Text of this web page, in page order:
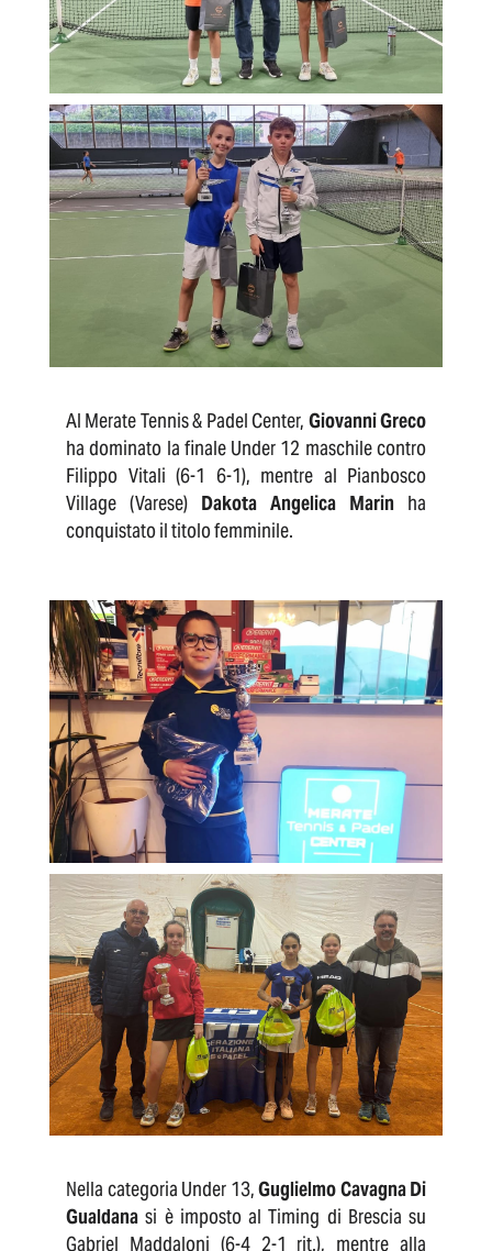
Al Merate Tennis & Padel Center, Giovanni Greco
ha dominato la finale Under 12 maschile contro
Filippo Vitali (6-1 6-1), mentre al Pianbosco
Village (Varese) Dakota Angelica Marin ha
conquistato il titolo femminile.
Nella categoria Under 13,Guglielmo Cavagna Di
Gualdana si è imposto al Timing di Brescia su
Gabriel Maddaloni (6-4 2-1 rit.), mentre alla